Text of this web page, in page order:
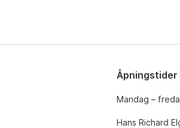
Åpningstider
Mandag –
Hans Richard